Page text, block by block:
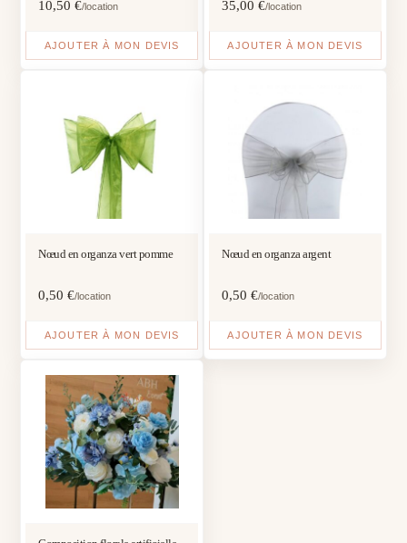
10,50€/location
AJOUTER À MON DEVIS
35,00 €/location
AJOUTER À MON DEVIS
Nœud en organza vert pomme
0,50€/location
AJOUTER À MON DEVIS
Nœud en organza argent
0,50 €/location
AJOUTER À MON DEVIS